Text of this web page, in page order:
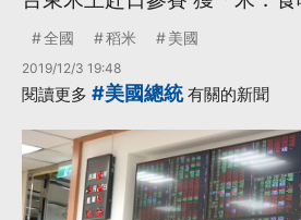
全國 稻米 美國
2019/12/3 19:48
閱讀更多 #美國總統有關的新聞